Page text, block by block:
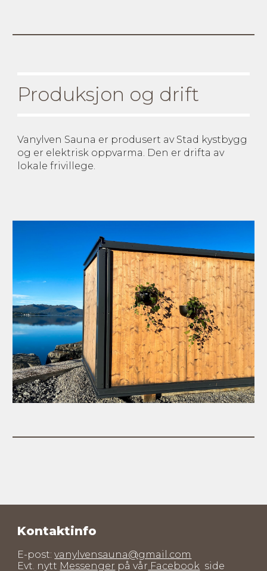
Produksjon og drift
Vanylven Sauna er produsert av Stad kystbygg
og er elektrisk oppvarma. Den er drifta av
lokale frivillege.
Kontaktinfo
E-post:vanylvensauna@gmail.com
Evt. nytt Messenger på vår Facebook side